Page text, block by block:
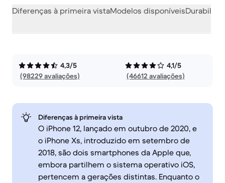
Diferenças à primeira vistaModelos disponíveis
4,3/5
(98229 avaliações)
4,1/5
(46612 avaliações)
Diferenças à primeira vista
O iPhone 12, lançado em outubro de 2020, e
o iPhone Xs, introduzido em setembro de
2018, são dois smartphones da Apple que,
embora partilhem o sistema operativo iOS,
pertencem a gerações distintas. Enquanto o